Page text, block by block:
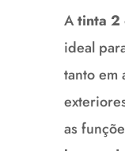
Atinta 2
ideal
tanto em
as